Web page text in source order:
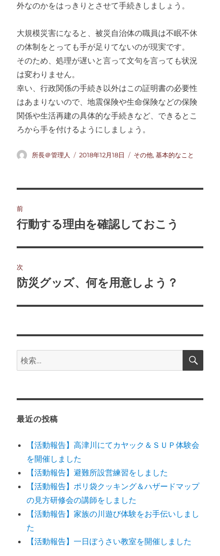
外なのかをはっきりとさせて手続きしましょう。
大規模災害になると、被災自治体の職員は不眠不休
の体制をとっても手が足りてないのが現実です。
そのため、処理が遅いと言って文句を言っても状況
は変わりません。
幸い、行政関係の手続き以外はこの証明書の必要性
はあまりないので、地震保険や生命保険などの保険
関係や生活再建の具体的な手続きなど、できるとこ
ろから手を付けるようにしましょう。
投
所長＠管理人
投
2018年12月18日
カ
その他,基本的なこと
稿
ビ
ゲ
ー
ン
前
前
投
稿:
行動する理由を確認しておこう
次
次
投
防災グッズ、何を用意しよう？
検
索:
検
最近の投稿
【活動報告】高津川にてカヤック＆ＳＵＰ体験会
を開催しました
【活動報告】避難所設営練習をしました
【活動報告】ポリ袋クッキング＆ハザードマップ
の見方研修会の講師をしました
【活動報告】家族の川遊び体験をお手伝いしまし
た
【活動報告】一日ぼうさい教室を開催しました